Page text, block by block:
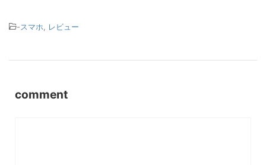
-スマホ, レビュー
comment